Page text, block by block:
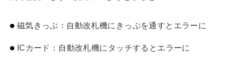
磁気きっぷ：自動改札機にきっぷを通すとエラーに
ICカード：自動改札機にタッチするとエラーに